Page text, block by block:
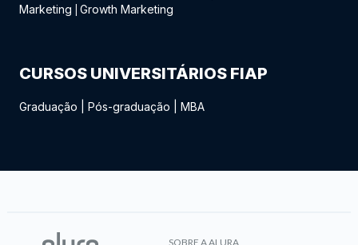
Marketing
Growth Marketing
CURSOS UNIVERSITÁRIOS FIAP
Graduação Pós-graduação MBA
SOBRE A ALURA